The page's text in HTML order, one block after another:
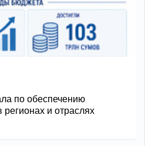
по обеспечению
регионах и отраслях